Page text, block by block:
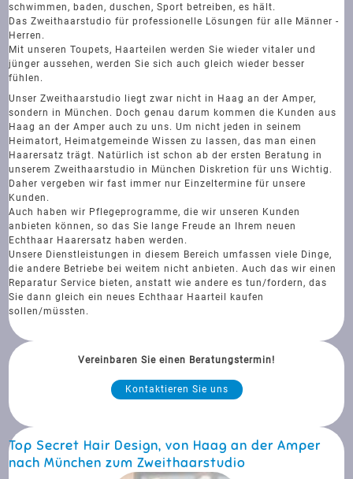
schwimmen, baden, duschen, Sport betreiben, es hält.
Das Zweithaarstudio für professionelle Lösungen für alle Männer -
Herren.
Mit unseren Toupets, Haarteilen werden Sie wieder vitaler und
jünger aussehen, werden Sie sich auch gleich wieder besser
fühlen.
Unser Zweithaarstudio liegt zwar nicht in Haag an der Amper,
sondern in München. Doch genau darum kommen die Kunden aus
Haag an der Amper auch zu uns. Um nicht jeden in seinem
Heimatort, Heimatgemeinde Wissen zu lassen, das man einen
Haarersatz trägt. Natürlich ist schon ab der ersten Beratung in
unserem Zweithaarstudio in München Diskretion für uns Wichtig.
Daher vergeben wir fast immer nur Einzeltermine für unsere
Kunden.
Auch haben wir Pflegeprogramme, die wir unseren Kunden
anbieten können, so das Sie lange Freude an Ihrem neuen
Echthaar Haarersatz haben werden.
Unsere Dienstleistungen in diesem Bereich umfassen viele Dinge,
die andere Betriebe bei weitem nicht anbieten. Auch das wir einen
Reparatur Service bieten, anstatt wie andere es tun/fordern, das
Sie dann gleich ein neues Echthaar Haarteil kaufen
sollen/müssten.
Vereinbaren Sie einen Beratungstermin!
Kontaktieren Sie uns
Top Secret Hair Design, von Haag an der Amper
nach München zum Zweithaarstudio